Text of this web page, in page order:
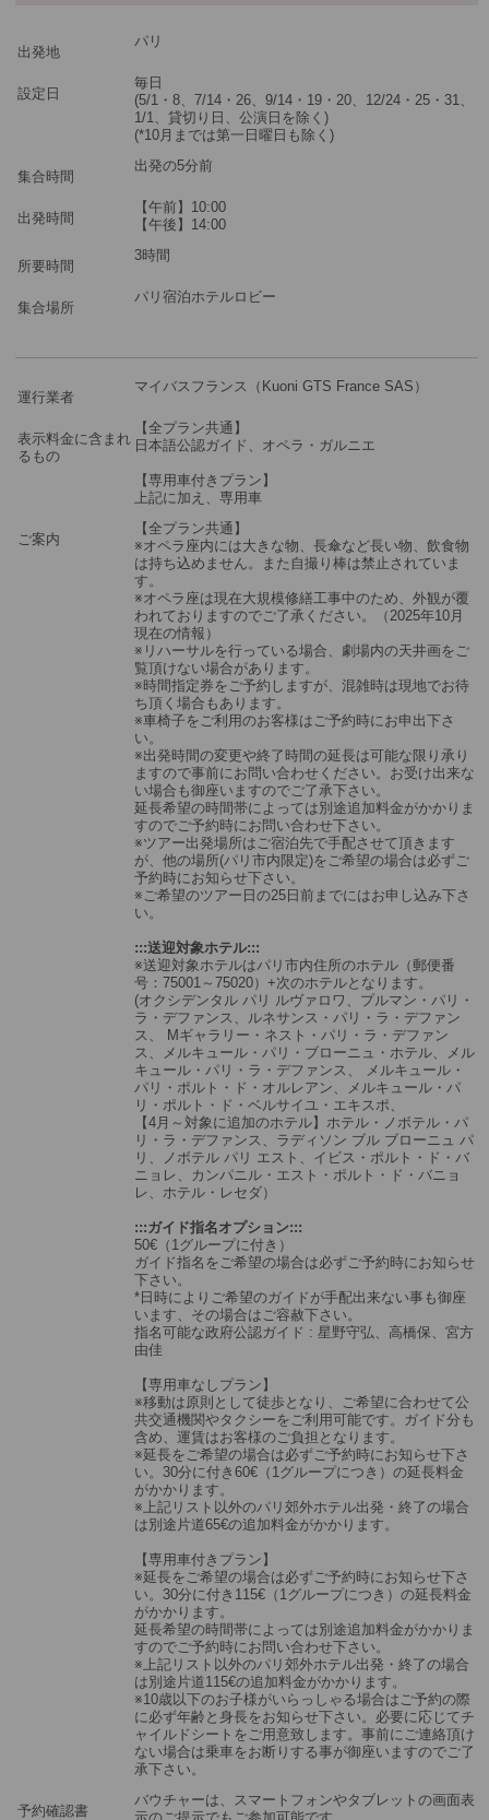
ツアーコード
出発地
パリ
設定日
毎日
(5/1・8、7/14・26、9/14・19・20、12/24・25・31、
1/1、貸切り日、公演日を除く)
(*10月までは第一日曜日も除く)
集合時間
出発の5分前
出発時間
【午前】10:00
【午後】14:00
所要時間
3時間
集合場所
パリ宿泊ホテルロビー
運行業者
マイバスフランス（Kuoni GTS France SAS）
表示料金に含まれ
るもの
【全プラン共通】
日本語公認ガイド、オペラ・ガルニエ
【専用車付きプラン】
上記に加え、専用車
ご案内
【全プラン共通】
※オペラ座内には大きな物、長傘など長い物、飲食物
は持ち込めません。また自撮り棒は禁止されていま
す。
※オペラ座は現在大規模修繕工事中のため、外観が覆
われておりますのでご了承ください。（2025年10月
現在の情報）
※リハーサルを行っている場合、劇場内の天井画をご
覧頂けない場合があります。
※時間指定券をご予約しますが、混雑時は現地でお待
ち頂く場合もあります。
※車椅子をご利用のお客様はご予約時にお申出下さ
い。
※出発時間の変更や終了時間の延長は可能な限り承り
ますので事前にお問い合わせください。お受け出来な
い場合も御座いますのでご了承下さい。
延長希望の時間帯によっては別途追加料金がかかりま
すのでご予約時にお問い合わせ下さい。
※ツアー出発場所はご宿泊先で手配させて頂きます
が、他の場所(パリ市内限定)をご希望の場合は必ずご
予約時にお知らせ下さい。
※ご希望のツアー日の25日前までにはお申し込み下さ
い。
:::送迎対象ホテル:::
※送迎対象ホテルはパリ市内住所のホテル（郵便番
号：75001～75020）+次のホテルとなります。
(オクシデンタル パリ ルヴァロワ、プルマン・パリ・
ラ・デファンス、ルネサンス・パリ・ラ・デファン
ス、 Mギャラリー・ネスト・パリ・ラ・デファン
ス、メルキュール・パリ・ブローニュ・ホテル、メル
キュール・パリ・ラ・デファンス、 メルキュール・
パリ・ポルト・ド・オルレアン、メルキュール・パ
リ・ポルト・ド・ベルサイユ・エキスポ、
【4月～対象に追加のホテル】ホテル・ノボテル・パ
リ・ラ・デファンス、ラディソン ブル ブローニュ パ
リ、ノボテル パリ エスト、イビス・ポルト・ド・バ
ニョレ、カンパニル・エスト・ポルト・ド・バニョ
レ、ホテル・レセダ）
:::ガイド指名オプション:::
50€（1グループに付き）
ガイド指名をご希望の場合は必ずご予約時にお知らせ
下さい。
*日時によりご希望のガイドが手配出来ない事も御座
います、その場合はご容赦下さい。
指名可能な政府公認ガイド : 星野守弘、高橋保、宮方
由佳
【専用車なしプラン】
※移動は原則として徒歩となり、ご希望に合わせて公
共交通機関やタクシーをご利用可能です。ガイド分も
含め、運賃はお客様のご負担となります。
※延長をご希望の場合は必ずご予約時にお知らせ下さ
い。30分に付き60€（1グループにつき）の延長料金
がかかります。
※上記リスト以外のパリ郊外ホテル出発・終了の場合
は別途片道65€の追加料金がかかります。
【専用車付きプラン】
※延長をご希望の場合は必ずご予約時にお知らせ下さ
い。30分に付き115€（1グループにつき）の延長料金
がかかります。
延長希望の時間帯によっては別途追加料金がかかりま
すのでご予約時にお問い合わせ下さい。
※上記リスト以外のパリ郊外ホテル出発・終了の場合
は別途片道115€の追加料金がかかります。
※10歳以下のお子様がいらっしゃる場合はご予約の際
に必ず年齢と身長をお知らせ下さい。必要に応じてチ
ャイルドシートをご用意致します。事前にご連絡頂け
ない場合は乗車をお断りする事が御座いますのでご了
承下さい。
予約確認書
バウチャーは、スマートフォンやタブレットの画面表